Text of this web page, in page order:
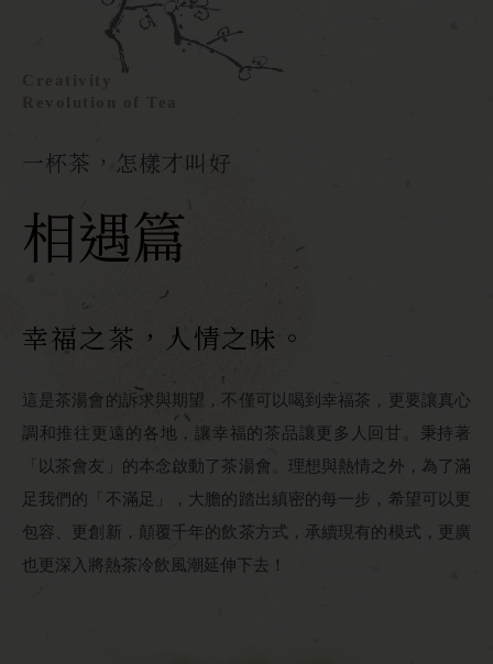
Creativity
Revolution of Tea
一杯茶，怎樣才叫好
相遇篇
幸福之茶，人情之味。
這是茶湯會的訴求與期望，不僅可以喝到幸福茶，更要讓真心
調和推往更遠的各地，讓幸福的茶品讓更多人回甘。秉持著
「以茶會友」的本念啟動了茶湯會。理想與熱情之外，為了滿
足我們的「不滿足」，大膽的踏出縝密的每一步，希望可以更
包容、更創新，顛覆千年的飲茶方式，承續現有的模式，更廣
也更深入將熱茶冷飲風潮延伸下去！